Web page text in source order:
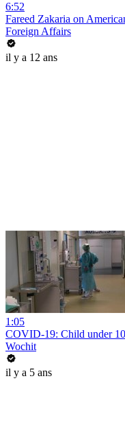
6:52
Fareed Zakaria on
Foreign Affairs
il y a 12 ans
1:05
COVID-19: Child under
Wochit
il y a 5 ans